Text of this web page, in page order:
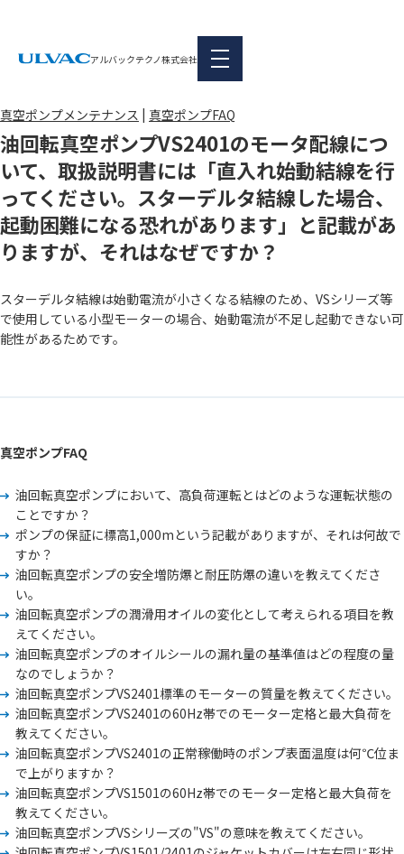
アルバックテクノ株式会社FAQ
真空ポンプメンテナンス | 真空ポンプFAQ
油回転真空ポンプVS2401のモータ配線につ
いて、取扱説明書には「直入れ始動結線を行
ってください。スターデルタ結線した場合、
起動困難になる恐れがあります」と記載があ
りますが、それはなぜですか？
スターデルタ結線は始動電流が小さくなる結線のため、VSシリーズ等
で使用している小型モーターの場合、始動電流が不足し起動できない可
能性があるためです。
真空ポンプFAQ
油回転真空ポンプにおいて、高負荷運転とはどのような運転状態の
ことですか？
ポンプの保証に標高1,000mという記載がありますが、それは何故で
すか？
油回転真空ポンプの安全増防爆と耐圧防爆の違いを教えてくださ
い。
油回転真空ポンプの潤滑用オイルの変化として考えられる項目を教
えてください。
油回転真空ポンプのオイルシールの漏れ量の基準値はどの程度の量
なのでしょうか？
油回転真空ポンプVS2401標準のモーターの質量を教えてください。
油回転真空ポンプVS2401の60Hz帯でのモーター定格と最大負荷を
教えてください。
油回転真空ポンプVS2401の正常稼働時のポンプ表面温度は何℃位ま
で上がりますか？
油回転真空ポンプVS1501の60Hz帯でのモーター定格と最大負荷を
教えてください。
油回転真空ポンプVSシリーズの"VS"の意味を教えてください。